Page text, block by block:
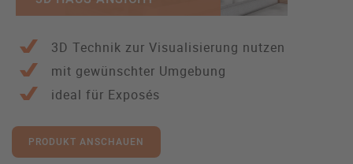
3D Technik zur Visualisierung nutzen
mit gewünschter Umgebung
ideal für Exposés
PRODUKT ANSCHAUEN